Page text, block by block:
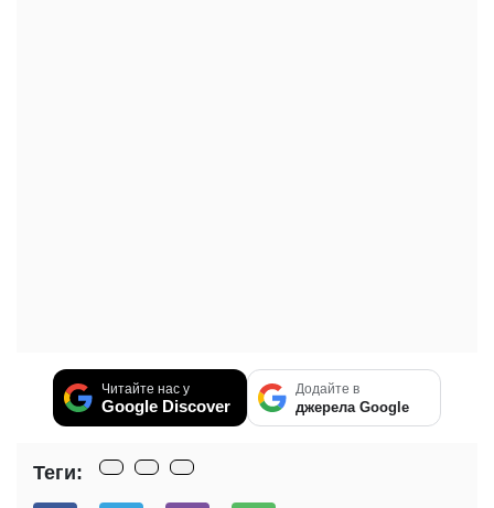
Читайте нас у
Google Discover
Додайте в
джерела Google
Теги: